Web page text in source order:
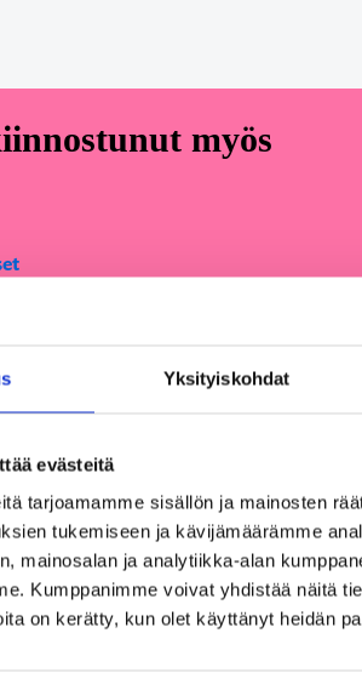
Yksityiskohdat
evästeitä
tarjoamamme sisällön ja mainosten
tukemiseen ja kävijämäärämme
mainosalan ja analytiikka-alan
Kumppanimme voivat yhdistää näitä
on kerätty, kun olet käyttänyt heidän
myös